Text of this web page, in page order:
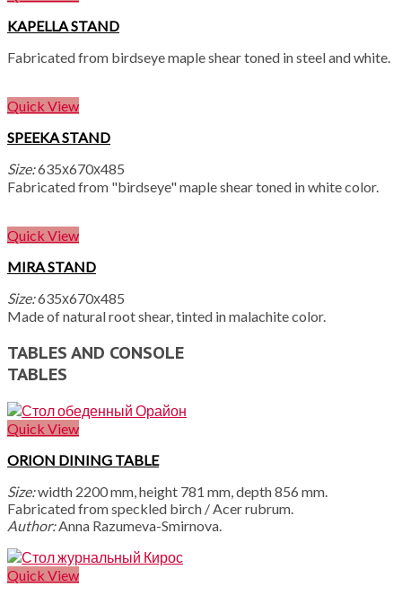
KAPELLA STAND
Fabricated from birdseye maple shear toned in steel and white.
Quick View
SPEEKA STAND
Size:635х670х485
Fabricated from "birdseye" maple shear toned in white color.
Quick View
MIRA STAND
Size:635х670х485
Made of natural root shear, tinted in malachite color.
TABLES AND CONSOLE
TABLES
Quick View
ORION DINING TABLE
Size:width 2200 mm, height 781 mm, depth 856 mm.
Fabricated from speckled birch / Acer rubrum.
Author:Anna Razumeva-Smirnova.
Quick View